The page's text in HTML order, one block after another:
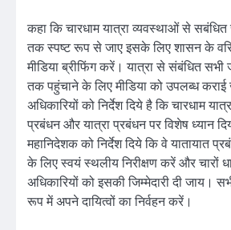
कहा कि चारधाम यात्रा व्यवस्थाओं से सबंधित
तक स्पष्ट रूप से जाए इसके लिए शासन के
मीडिया ब्रीफिंग करें। यात्रा से संबंधित
तक पहुंचाने के लिए मीडिया को उपलब्ध
अधिकारियों को निर्देश दिये है कि चारधाम
प्रबंधन और यात्रा प्रबंधन पर विशेष ध्यान
महानिदेशक को निर्देश दिये कि वे यातायात
के लिए स्वयं स्थलीय निरीक्षण करें और चारों
अधिकारियों को इसकी जिम्मेदारी दी जाय।
रूप में अपने दायित्वों का निर्वहन करें।